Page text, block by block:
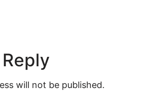
will not be published.